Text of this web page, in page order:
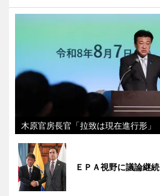
木原官房長官「拉致は現在進行形」
ＥＰＡ視野に議論継続